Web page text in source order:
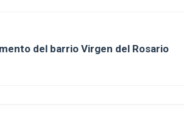
del barrio Virgen del Rosario